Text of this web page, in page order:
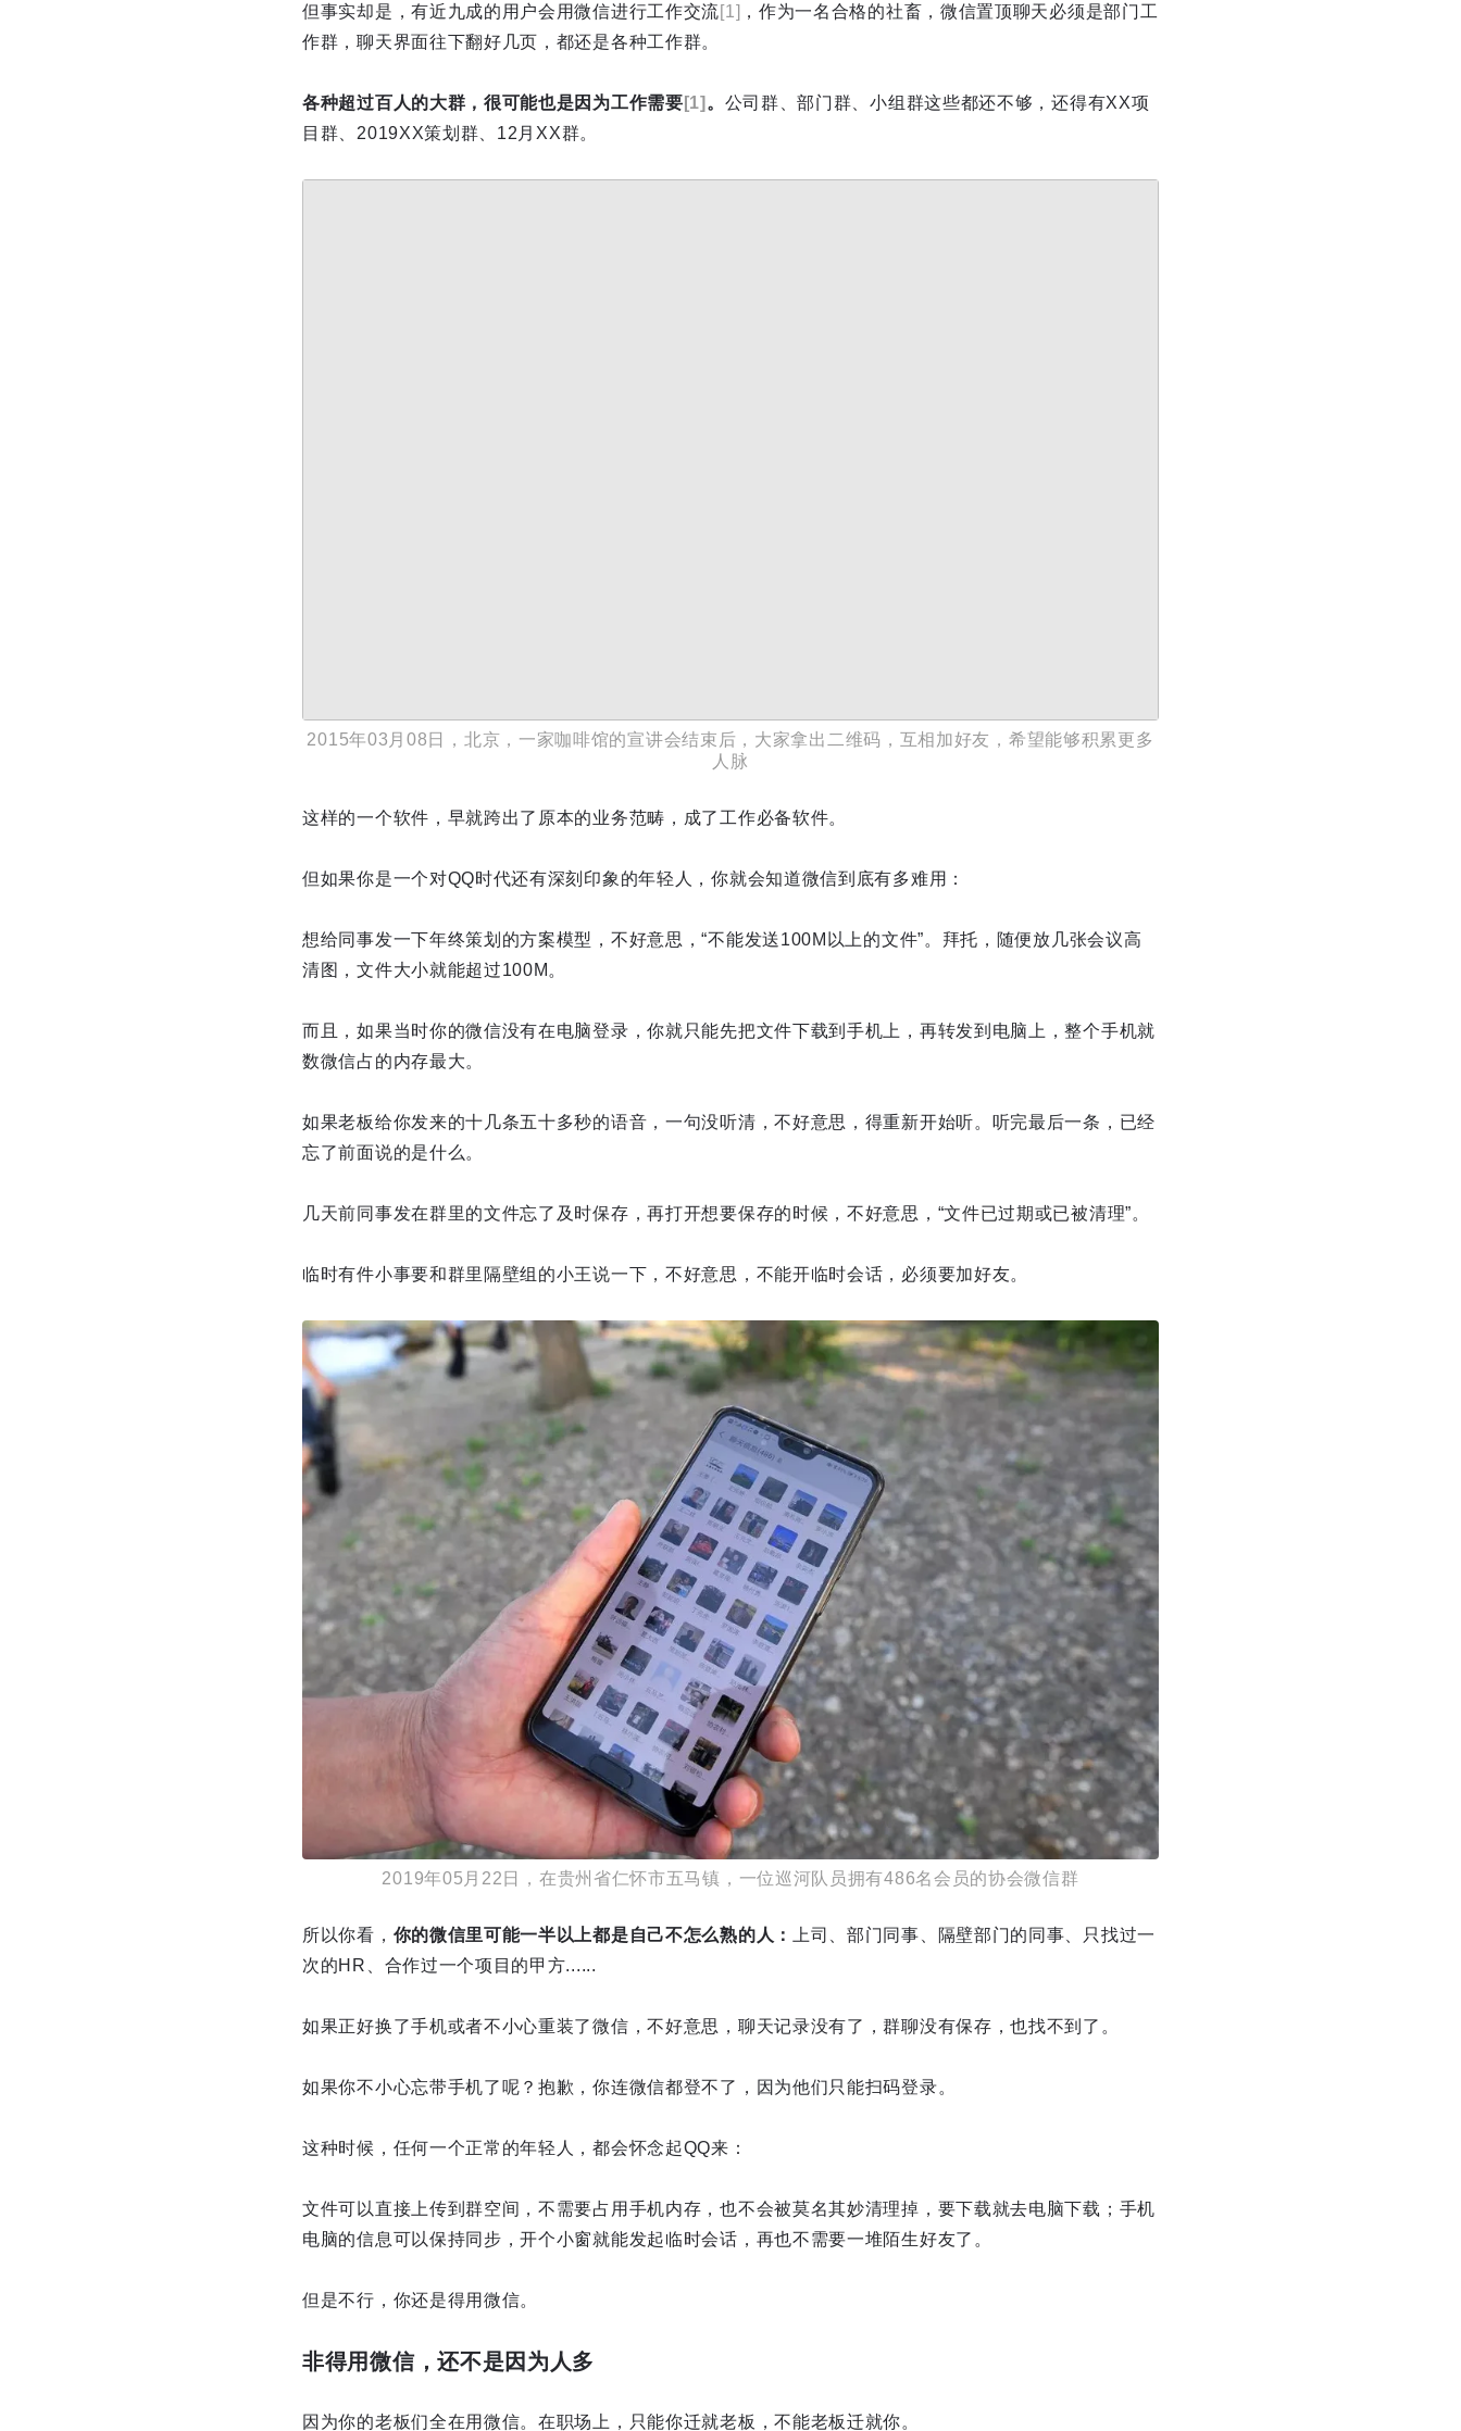
但事实却是，有近九成的用户会用微信进行工作交流[1] ，作为一名合格的社畜，微信置顶聊天必须是部门工
作群，聊天界面往下翻好几页，都还是各种工作群。
各种超过百人的大群，很可能也是因为工作需要 [1] 。 公司群、部门群、小组群这些都还不够，还得有XX项
目群、2019XX策划群、12月XX群。
2015年03月08日，北京，一家咖啡馆的宣讲会结束后，大家拿出二维码，互相加好友，希望能够积累更多
人脉
这样的一个软件，早就跨出了原本的业务范畴，成了工作必备软件。
但如果你是一个对QQ时代还有深刻印象的年轻人，你就会知道微信到底有多难用：
想给同事发一下年终策划的方案模型，不好意思，“不能发送100M以上的文件”。拜托，随便放几张会议高
清图，文件大小就能超过100M。
而且，如果当时你的微信没有在电脑登录，你就只能先把文件下载到手机上，再转发到电脑上，整个手机就
数微信占的内存最大。
如果老板给你发来的十几条五十多秒的语音，一句没听清，不好意思，得重新开始听。听完最后一条，已经
忘了前面说的是什么。
几天前同事发在群里的文件忘了及时保存，再打开想要保存的时候，不好意思，“文件已过期或已被清理”。
临时有件小事要和群里隔壁组的小王说一下，不好意思，不能开临时会话，必须要加好友。
2019年05月22日，在贵州省仁怀市五马镇，一位巡河队员拥有486名会员的协会微信群
所以你看， 你的微信里可能一半以上都是自己不怎么熟的人：
上司、部门同事、隔壁部门的同事、只找过一
次的HR、合作过一个项目的甲方......
如果正好换了手机或者不小心重装了微信，不好意思，聊天记录没有了，群聊没有保存，也找不到了。
如果你不小心忘带手机了呢？抱歉，你连微信都登不了，因为他们只能扫码登录。
这种时候，任何一个正常的年轻人，都会怀念起QQ来：
文件可以直接上传到群空间，不需要占用手机内存，也不会被莫名其妙清理掉，要下载就去电脑下载；手机
电脑的信息可以保持同步，开个小窗就能发起临时会话，再也不需要一堆陌生好友了。
但是不行，你还是得用微信。
非得用微信，还不是因为人多
因为你的老板们全在用微信。在职场上，只能你迁就老板，不能老板迁就你。